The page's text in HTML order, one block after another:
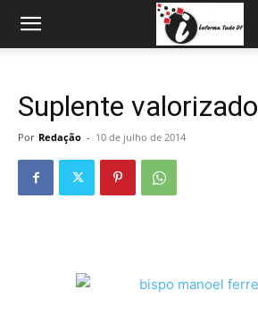
Suplente valorizado
Por Redação - 10 de julho de 2014